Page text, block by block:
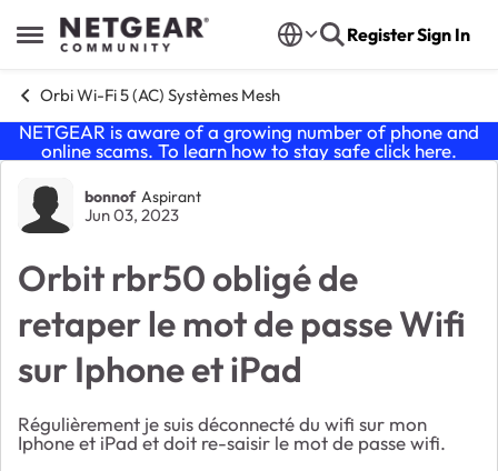
Open Side Menu
Skip to content RegisterSign In
Orbi Wi-Fi 5 (AC) Systèmes Mesh
NETGEAR is aware of a growing number of phone and
online scams. To learn how to stay safe click here.
Forum Discussion
bonnof Aspirant
Jun 03, 2023
Orbit rbr50 obligé de
retaper le mot de passe Wifi
sur Iphone et iPad
Régulièrement je suis déconnecté du wifi sur mon
Iphone et iPad et doit re-saisir le mot de passe wifi.